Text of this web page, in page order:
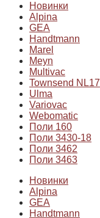
Новинки
Alpina
GEA
Handtmann
Marel
Meyn
Multivac
Townsend NL17
Ulma
Variovac
Webomatic
Поли 160
Поли 3430-18
Поли 3462
Поли 3463
Новинки
Alpina
GEA
Handtmann